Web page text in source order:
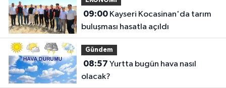
09:00Kayseri Kocasinan'da tarım
buluşması hasatla açıldı
Gündem
08:57
olacak?